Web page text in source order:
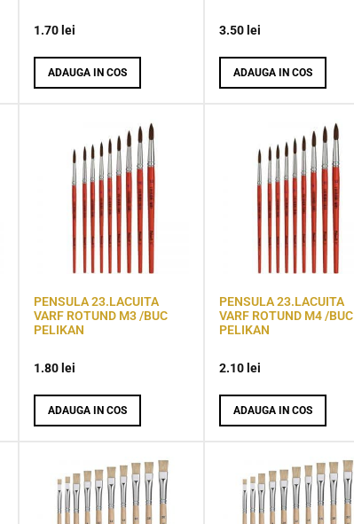
1.70 lei
ADAUGA IN COS
3.50 lei
ADAUGA IN COS
PENSULA 23.LACUITA
VARF ROTUND M3 /BUC
PELIKAN
1.80lei
ADAUGA IN COS
PENSULA 23.LACUITA
VARF ROTUND M4 /BUC
PELIKAN
2.10lei
ADAUGA IN COS